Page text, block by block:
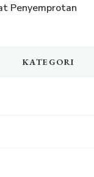
Penyemprotan
KATEGORI